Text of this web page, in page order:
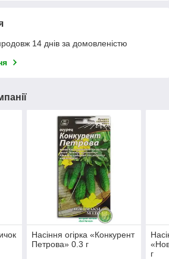
14 днів за домовленістю
Насіння огірка «Конкурент
Петрова» 0.3 г
г